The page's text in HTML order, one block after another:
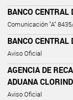
BANCO CENTRAL
Comunicación "A"
BANCO CENTRAL
Aviso Oficial
AGENCIA DE
ADUANA
Aviso Oficial